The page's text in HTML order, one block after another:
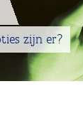
zijn er?